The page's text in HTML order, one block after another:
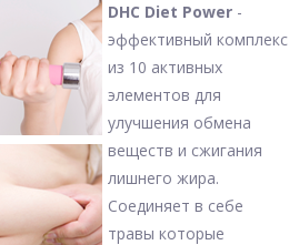
DHC Diet Power -
эффективный комплекс
из 10 активных
элементов для
улучшения обмена
веществ и сжигания
лишнего жира.
Соединяет в себе
травы которые